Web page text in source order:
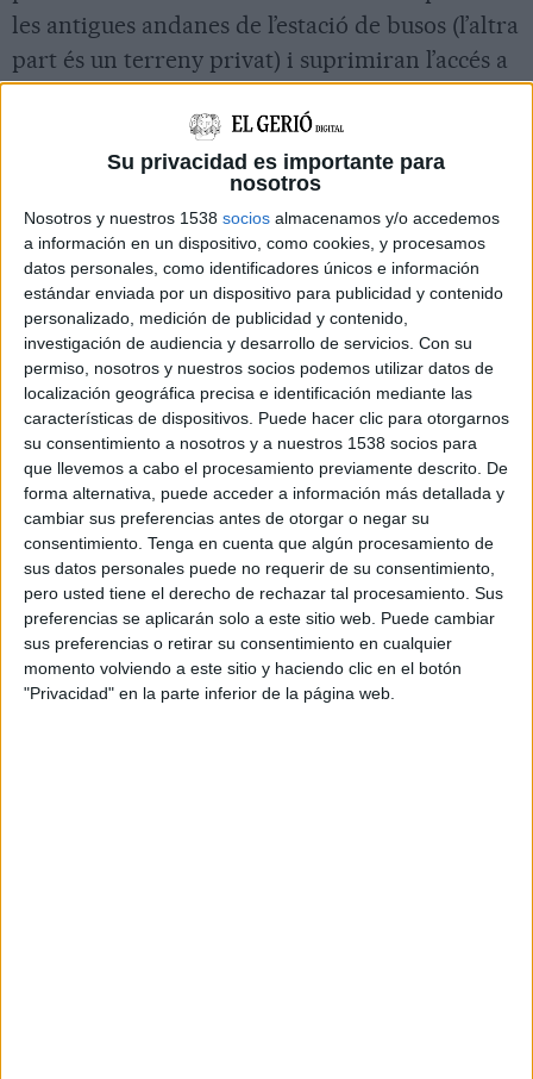
Su privacidad es importante para
nosotros
Nosotros y nuestros 1538 socios almacenamos y/o accedemos
a información en un dispositivo, como cookies, y procesamos
datos personales, como identificadores únicos e información
estándar enviada por un dispositivo para publicidad y contenido
personalizado, medición de publicidad y contenido,
investigación de audiencia y desarrollo de servicios. Con su
permiso, nosotros y nuestros socios podemos utilizar datos de
localización geográfica precisa e identificación mediante las
características de dispositivos. Puede hacer clic para otorgarnos
su consentimiento a nosotros y a nuestros 1538 socios para
que llevemos a cabo el procesamiento previamente descrito. De
forma alternativa, puede acceder a información más detallada y
cambiar sus preferencias antes de otorgar o negar su
consentimiento. Tenga en cuenta que algún procesamiento de
sus datos personales puede no requerir de su consentimiento,
pero usted tiene el derecho de rechazar tal procesamiento. Sus
preferencias se aplicarán solo a este sitio web. Puede cambiar
sus preferencias o retirar su consentimiento en cualquier
momento volviendo a este sitio y haciendo clic en el botón
"Privacidad" en la parte inferior de la página web.
les antigues andanes de l’estació de busos (l’altra
part és un terreny privat) i suprimiran l’accés a
l’estació des del carrer de Barcelona. El
subdelegat del govern espanyol a Girona,
Parramon, assegura que la nova plaça serà “un
espai més verd i amable” per a vianants.
A principis de mes Adif va adjudicar les obres
de reurbanització de la plaça d’Espanya a
Girona. Ara, l’empresa pública està a punt de
signar el replanteig i això permetrà que aviat
arrenquin les obres a la plaça. El delegat d’Adif
a Catalunya, Àngel Contreras, ha detallat que
aquestes obres arrencaran amb “tasques
prèvies” a l’entrada de maquinària.
El calendari d’execució és de quatre mesos. En
tot aquest temps, els operaris eliminaran el que
queda de les andanes de l’antiga estació de
busos que es va instal·lar en aquesta plaça abans
d’estrenar les instal·lacions soterrades que hi ha